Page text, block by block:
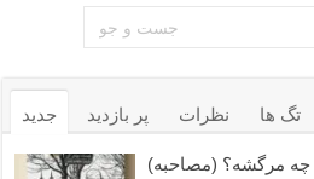
جدید پر بازدید نظرات تگ ها
چه مرگشه؟ (مصاحبه)